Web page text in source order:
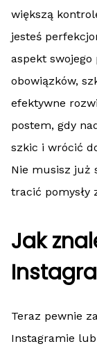
większą
jesteś
aspekt
obowiązków,
efektywne
postem, gdy
szkic i wrócić
Nie musisz już
tracić pomysły
Jak
Teraz pewnie
Instagramie